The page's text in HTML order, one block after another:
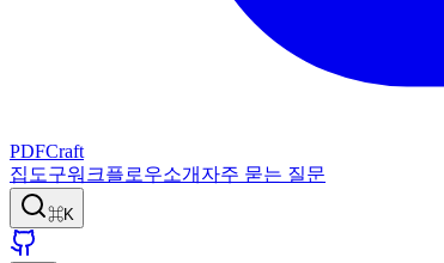
PDFCraft
집 도구워크플로우소개 자주 묻는 질문
⌘K